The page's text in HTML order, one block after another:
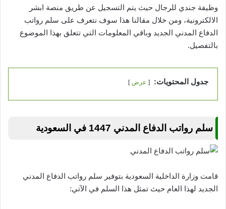
وظيفة جندي للرجال حيث يتم التسجيل عن طريق منصة ابشر
الالكترونية، ومن خلال مقالنا هذا سوف نتعرف على سلم رواتب
الدفاع المدني الجديد وباقي المعلومات التي تتعلق بهذا الموضوع
بالتفصيل.
جدول المحتويات: عرض
سلم رواتب الدفاع المدني 1447 في السعودية
قامت وزارة الداخلية السعودية بتوفير سلم رواتب الدفاع المدني
الجديد لهذا العام حيث تمثل هذا السلم في الآتي: